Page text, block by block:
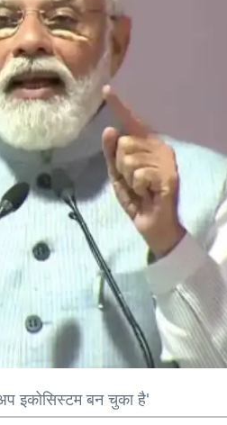
इकोसिस्टम बन चुका है'